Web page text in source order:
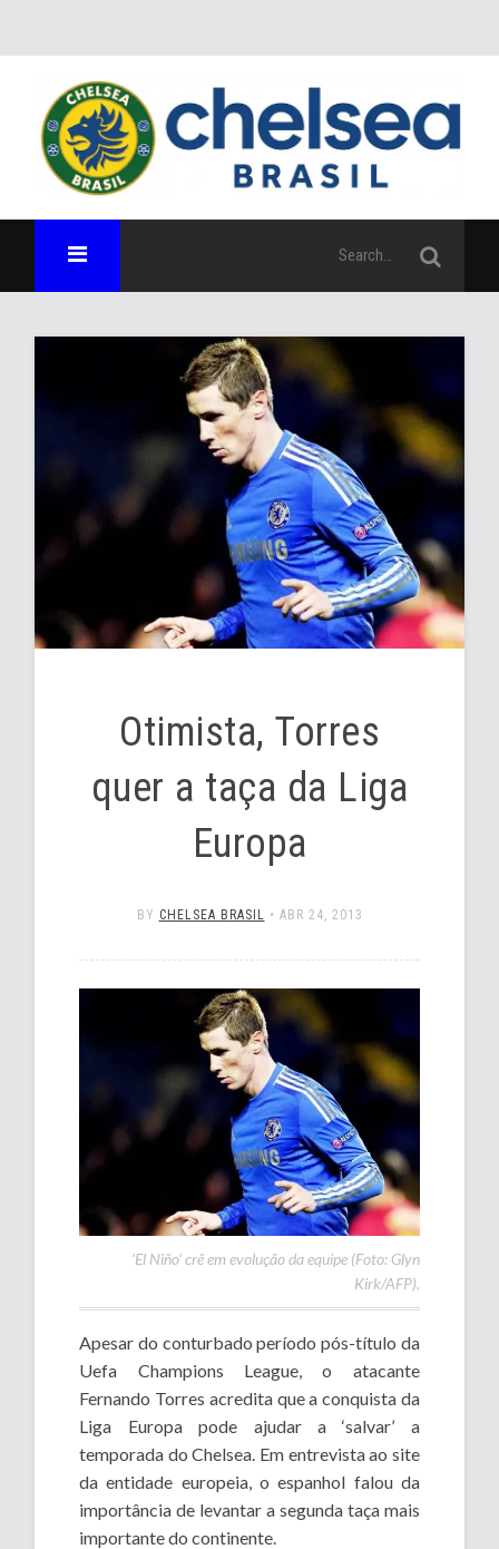
Otimista, Torres
quer a taça da Liga
Europa
BY CHELSEA BRASIL • ABR 24, 2013
‘El Niño‘ crê em evolução da equipe (Foto: Glyn
Kirk/AFP).
Apesar do conturbado período pós-título da
Uefa Champions League, o atacante
Fernando Torres acredita que a conquista da
Liga Europa pode ajudar a ‘salvar’ a
temporada do Chelsea. Em entrevista ao site
da entidade europeia, o espanhol falou da
importância de levantar a segunda taça mais
importante do continente.